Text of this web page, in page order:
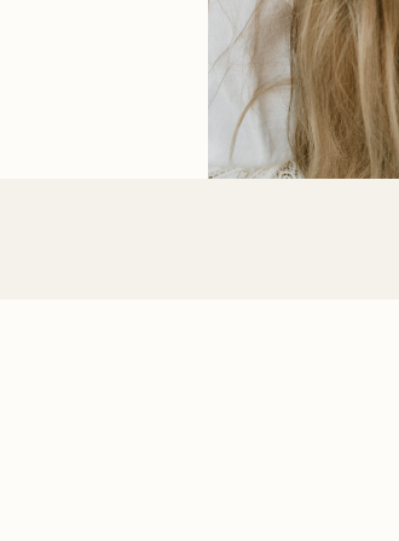
LEAVE A REPLY
Your email address will
Comment *